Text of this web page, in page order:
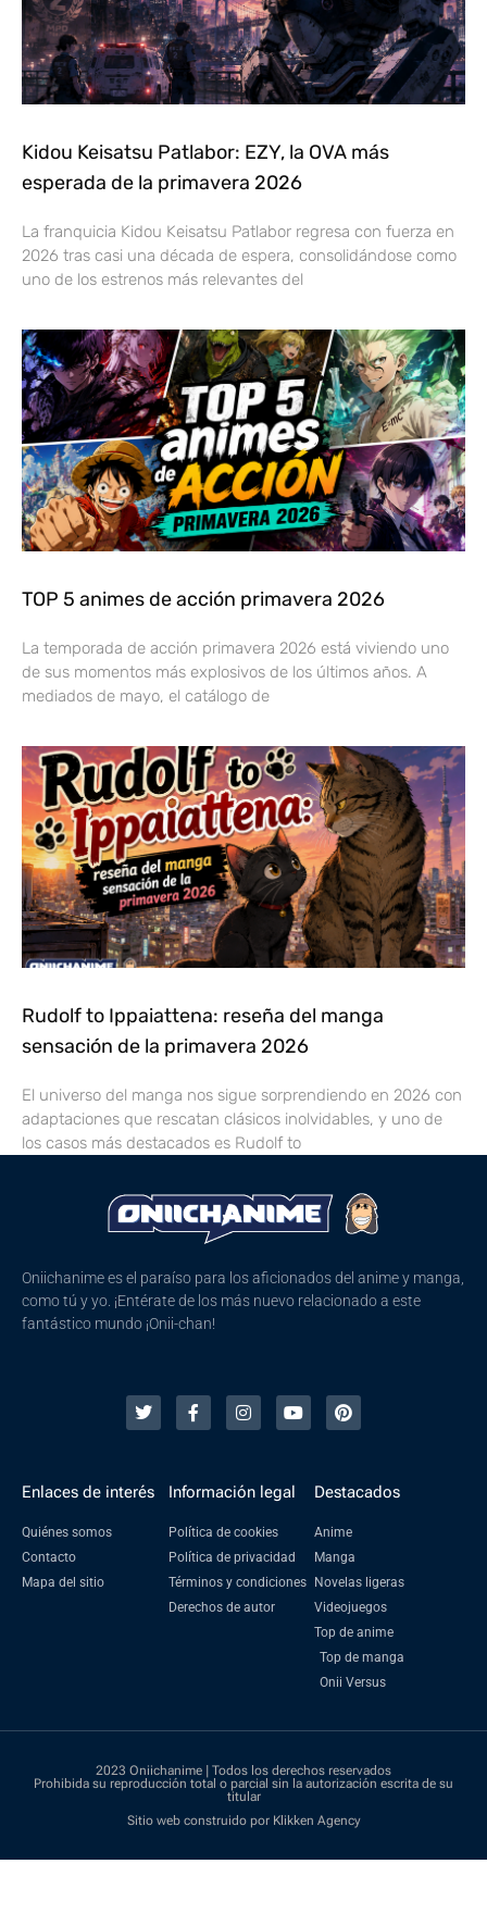
Kidou Keisatsu Patlabor: EZY, la OVA más
esperada de la primavera 2026
La franquicia Kidou Keisatsu Patlabor regresa con fuerza en
2026 tras casi una década de espera, consolidándose como
uno de los estrenos más relevantes del
TOP 5 animes de acción primavera 2026
La temporada de acción primavera 2026 está viviendo uno
de sus momentos más explosivos de los últimos años. A
mediados de mayo, el catálogo de
Rudolf to Ippaiattena: reseña del manga
sensación de la primavera 2026
El universo del manga nos sigue sorprendiendo en 2026 con
adaptaciones que rescatan clásicos inolvidables, y uno de
los casos más destacados es Rudolf to
Oniichanime es el paraíso para los aficionados del anime y manga,
como tú y yo. ¡Entérate de los más nuevo relacionado a este
fantástico mundo ¡Onii-chan!
Enlaces de interés
Quiénes somos
Contacto
Mapa del sitio
Información legal
Política de cookies
Política de privacidad
Términos y condiciones
Derechos de autor
Destacados
Anime
Manga
Novelas ligeras
Videojuegos
Top de anime
Top de manga
Onii Versus
2023 Oniichanime | Todos los derechos reservados
Prohibida su reproducción total o parcial sin la autorización escrita de su
titular
Sitio web construido por Klikken Agency